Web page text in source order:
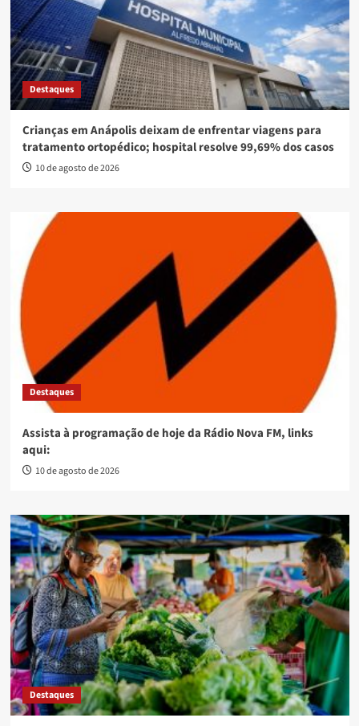
Destaques
Crianças em Anápolis deixam de enfrentar viagens para
tratamento ortopédico; hospital resolve 99,69% dos casos
10 de agosto de 2026
Destaques
Assista à programação de hoje da Rádio Nova FM, links
aqui:
10 de agosto de 2026
Destaques